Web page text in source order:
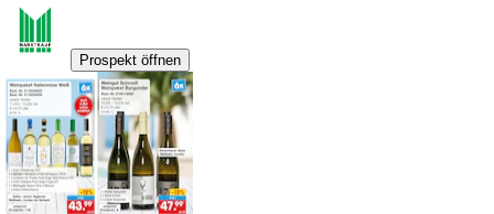
Prospekt öffnen